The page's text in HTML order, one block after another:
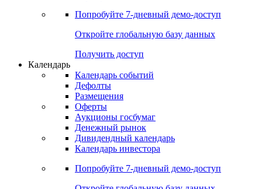
Попробуйте 7-дневный демо-доступ
Откройте глобальную базу данных
Получить доступ
Календарь
Календарь событий
Дефолты
Размещения
Оферты
Аукционы госбумаг
Денежный рынок
Дивидендный календарь
Календарь инвестора
Попробуйте 7-дневный демо-доступ